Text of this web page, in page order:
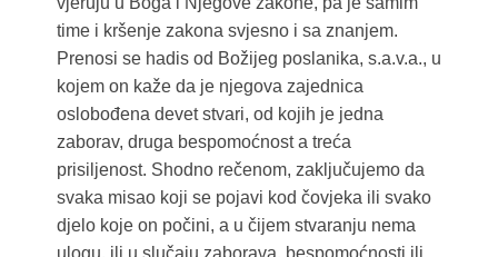
time i kršenje zakona svjesno i sa znanjem.
Prenosi se hadis od Božijeg poslanika, s.a.v.a., u
kojem on kaže da je njegova zajednica
oslobođena devet stvari, od kojih je jedna
zaborav, druga bespomoćnost a treća
prisiljenost. Shodno rečenom, zaključujemo da
svaka misao koji se pojavi kod čovjeka ili svako
djelo koje on počini, a u čijem stvaranju nema